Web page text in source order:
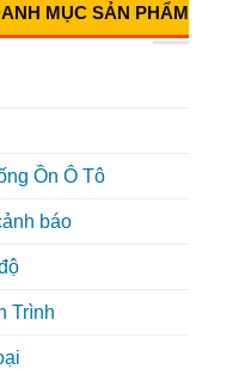
MỤC SẢN PHẨM
Ồn Ô Tô
báo
Trình